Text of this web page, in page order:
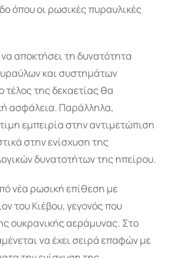
όπου οι ρωσικές πυραυλικές
αποκτήσει τη δυνατότητα
και συστημάτων
τέλος της δεκαετίας θα
ασφάλεια. Παράλληλα,
εμπειρία στην αντιμετώπιση
στην ενίσχυση της
δυνατοτήτων της ηπείρου.
νέα ρωσική επίθεση με
του Κιέβου, γεγονός που
ουκρανικής αεράμυνας. Στο
να έχει σειρά επαφών με